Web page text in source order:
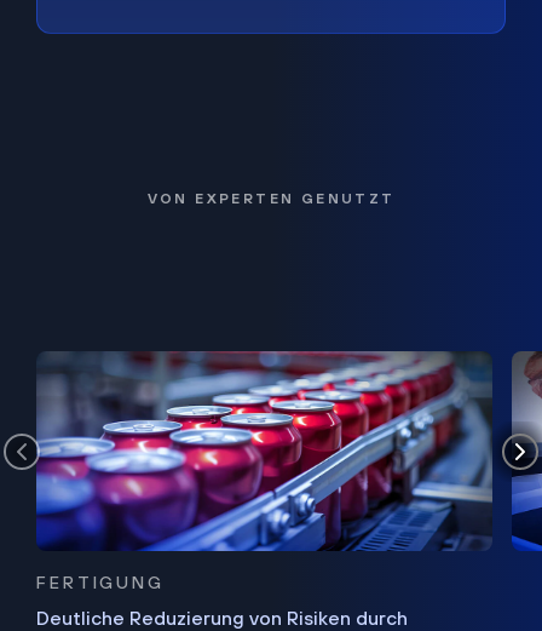
VON EXPERTEN GENUTZT
FERTIGUNG
Deutliche Reduzierung von Risiken durch